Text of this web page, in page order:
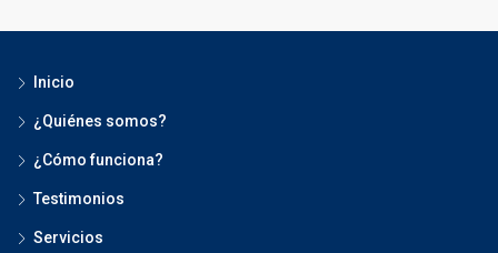
Inicio
¿Quiénes somos?
¿Cómo funciona?
Testimonios
Servicios